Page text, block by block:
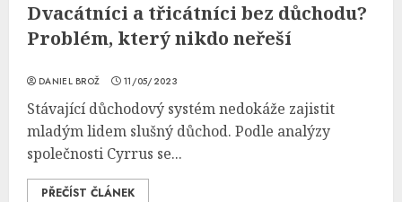
Dvacátníci a třicátníci bez důchodu?
Problém, který nikdo neřeší
DANIEL BROŽ 11/05/2023
Stávající důchodový systém nedokáže zajistit
mladým lidem slušný důchod. Podle analýzy
společnosti Cyrrus se...
PŘEČÍST ČLÁNEK